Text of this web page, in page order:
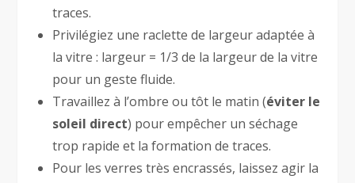
traces.
Privilégiez une raclette de largeur adaptée à
la vitre : largeur = 1/3 de la largeur de la vitre
pour un geste fluide.
Travaillez à l’ombre ou tôt le matin (éviter le
soleil direct) pour empêcher un séchage
trop rapide et la formation de traces.
Pour les verres très encrassés, laissez agir la